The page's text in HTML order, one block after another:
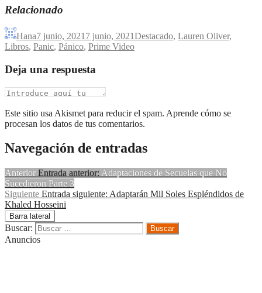
Relacionado
Hana7 junio, 2021 7 junio, 2021Destacado, Lauren Oliver,
Libros, Panic, Pánico, Prime Video
Deja una respuesta
Este sitio usa Akismet para reducir el spam. Aprende cómo se
procesan los datos de tus comentarios.
Navegación de entradas
Anterior Entrada anterior: Adaptaciones de Secuelas que No
Sucedieron Parte 3
Siguiente Entrada siguiente: Adaptarán Mil Soles Espléndidos de
Khaled Hosseini
Barra lateral
Buscar:
Anuncios